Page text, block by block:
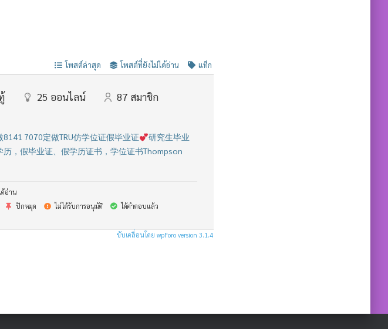
โพสต์ล่าสุด โพสต์ที่ยังไม่ได้อ่าน แท็ก
25 ออนไลน์ 87 สมาชิก
7070定做TRU仿学位证假毕业证
研究生毕业
，假毕业证、假学历证书，学位证书Thompson
อ่าน
ปักหมุด ไม่ได้รับการอนุมัติ
ได้คำตอบแล้ว
ขับเคลื่อนโดย wpForo version 3.1.4